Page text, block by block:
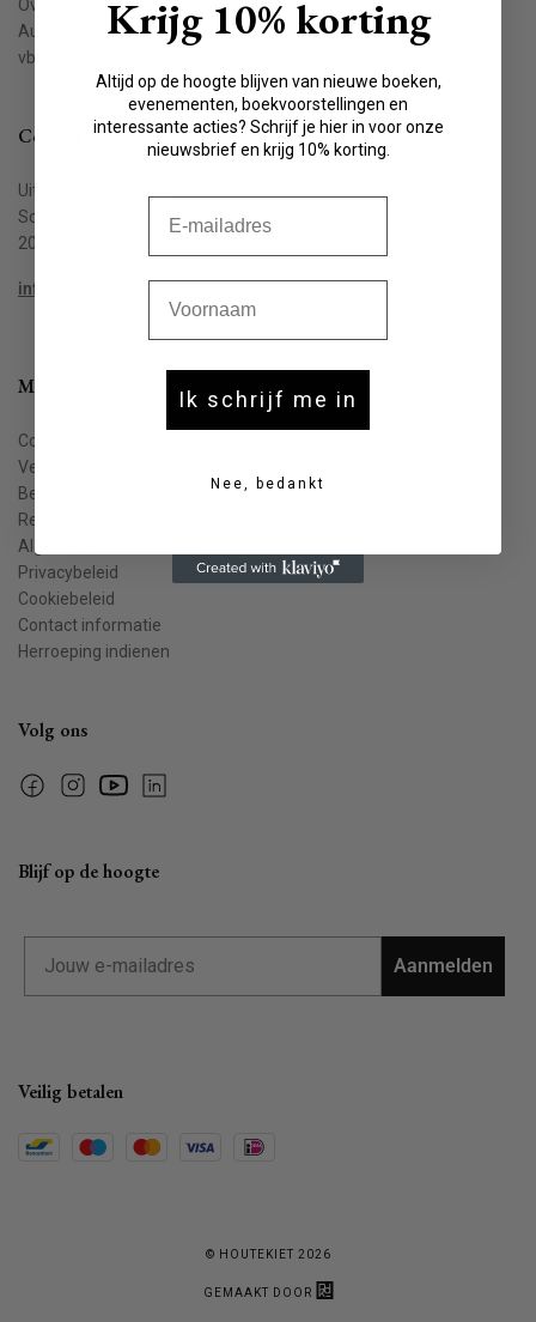
Over ons
Auteur worden
vbkbelgie.be
Contact
Uitgeverij Houtekiet
Schaliënstraat 1, bus 11
2000 Antwerpen
info@houtekiet.be
Meer info
Contact
Veelgestelde vragen
Bestellen & leveren
Retourneren
Algemene voorwaarden
Privacybeleid
Cookiebeleid
Contact informatie
Herroeping indienen
Volg ons
FacebookInstagramYouTubeLinkedin
Blijf op de hoogte
Aanmelden
Veilig betalen
© HOUTEKIET 2026
GEMAAKT DOOR
Krijg 10% korting
Altijd op de hoogte blijven van nieuwe boeken,
evenementen, boekvoorstellingen en
interessante acties? Schrijf je hier in voor onze
nieuwsbrief en krijg 10% korting.
Ik schrijf me in
Nee, bedankt